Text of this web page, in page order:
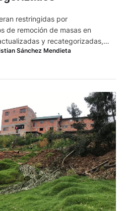
restringidas por
de remoción de masas en
y recategorizadas,
de detalle. Esto consta en
Regula el Uso, Gestión y
Sánchez Mendieta